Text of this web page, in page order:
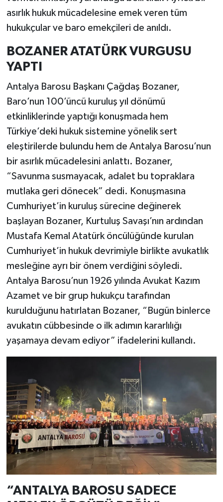
asırlık hukuk mücadelesine emek veren tüm
hukukçular ve baro emekçileri de anıldı.
BOZANER ATATÜRK VURGUSU
YAPTI
Antalya Barosu Başkanı Çağdaş Bozaner,
Baro’nun 100’üncü kuruluş yıl dönümü
etkinliklerinde yaptığı konuşmada hem
Türkiye’deki hukuk sistemine yönelik sert
eleştirilerde bulundu hem de Antalya Barosu’nun
bir asırlık mücadelesini anlattı. Bozaner,
“Savunma susmayacak, adalet bu topraklara
mutlaka geri dönecek” dedi. Konuşmasına
Cumhuriyet’in kuruluş sürecine değinerek
başlayan Bozaner, Kurtuluş Savaşı’nın ardından
Mustafa Kemal Atatürk öncülüğünde kurulan
Cumhuriyet’in hukuk devrimiyle birlikte avukatlık
mesleğine ayrı bir önem verdiğini söyledi.
Antalya Barosu’nun 1926 yılında Avukat Kazım
Azamet ve bir grup hukukçu tarafından
kurulduğunu hatırlatan Bozaner, “Bugün binlerce
avukatın cübbesinde o ilk adımın kararlılığı
yaşamaya devam ediyor” ifadelerini kullandı.
“ANTALYA BAROSU SADECE